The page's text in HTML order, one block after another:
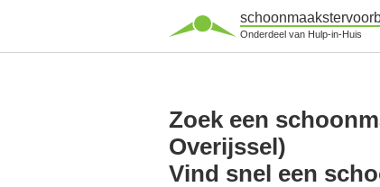
Onderdeel van Hulp-in-Huis
Zoek een
Overijssel)
Vind snel een